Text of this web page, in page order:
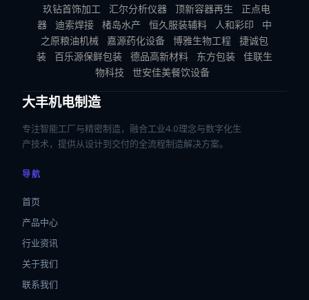
玖钻首饰加工
汇尔分析仪器 顶新容器再生
正点电
器
迪索焊接 楮岛水产 恒久服装辅料 人和彩印
中
之原粮油机械
嘉源药化设备 博雅生物工程
捷诚包
装
百乐源保鲜包装 德品高新材料 东方包装
佳联生
物科技
世安佳美餐饮设备
大丰机电制造
专注智能工厂与精密制造，融合工业4.0理念与数字化生
产技术，提供从设计到交付的全流程制造解决方案。
导航
首页
产品中心
行业资讯
关于我们
联系我们